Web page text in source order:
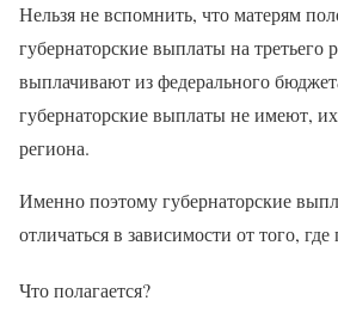
Нельзя не вспомнить, что матерям
губернаторские выплаты на третьего
выплачивают из федерального
губернаторские выплаты не имеют,
региона.
Именно поэтому губернаторские
отличаться в зависимости от того,
Что полагается?